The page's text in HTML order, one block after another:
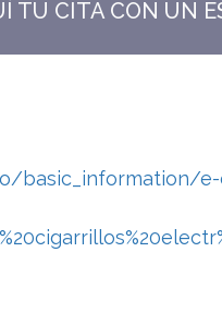
TU CITA CON UN
basic_information/